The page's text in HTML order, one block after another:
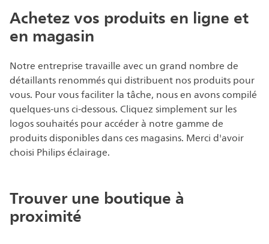
Achetez vos produits en ligne et
en magasin
Notre entreprise travaille avec un grand nombre de
détaillants renommés qui distribuent nos produits pour
vous. Pour vous faciliter la tâche, nous en avons compilé
quelques-uns ci-dessous. Cliquez simplement sur les
logos souhaités pour accéder à notre gamme de
produits disponibles dans ces magasins. Merci d'avoir
choisi Philips éclairage.
Trouver une boutique à
proximité